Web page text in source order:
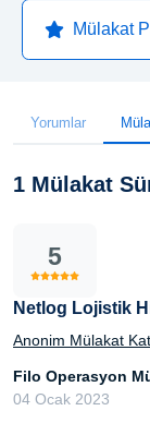
Mülakat
Yorumlar
1 Mülakat
5
Netlog Lojistik
Anonim Mülakat
Filo Operasyon
04 Ocak 2023